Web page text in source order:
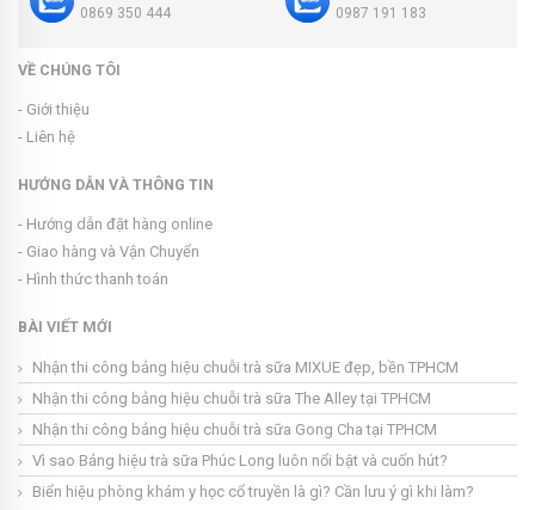
0869 350 444 0987 191 183
VỀ CHÚNG TÔI
- Giới thiệu
- Liên hệ
HƯỚNG DẪN VÀ THÔNG TIN
- Hướng dẫn đặt hàng online
- Giao hàng và Vận Chuyển
- Hình thức thanh toán
BÀI VIẾT MỚI
Nhận thi công bảng hiệu chuỗi trà sữa MIXUE đẹp, bền TPHCM
Nhận thi công bảng hiệu chuỗi trà sữa The Alley tại TPHCM
Nhận thi công bảng hiệu chuỗi trà sữa Gong Cha tại TPHCM
Vì sao Bảng hiệu trà sữa Phúc Long luôn nổi bật và cuốn hút?
Biển hiệu phòng khám y học cổ truyền là gì? Cần lưu ý gì khi làm?